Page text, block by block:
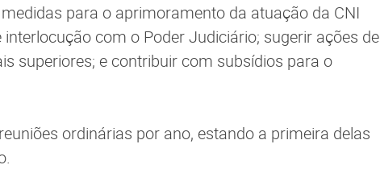
para o aprimoramento da atuação da CNI
com o Poder Judiciário; sugerir ações de
superiores; e contribuir com subsídios para o
ordinárias por ano, estando a primeira delas